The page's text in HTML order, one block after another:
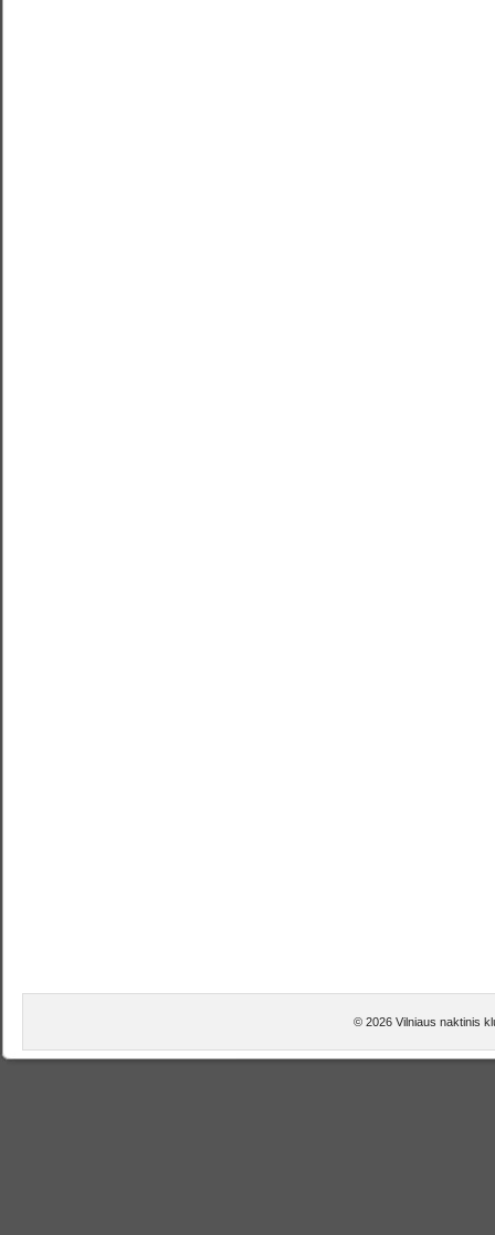
© 2026 Vilniaus naktinis